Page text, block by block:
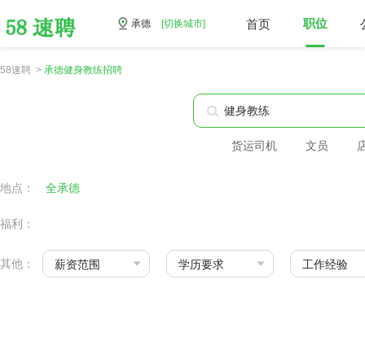
承德 [切换城市] 首页 职位
58速聘 > 承德健身教练招聘
货运司机 文员
地点： 全承德
福利：
其他： 薪资范围 学历要求 工作经验